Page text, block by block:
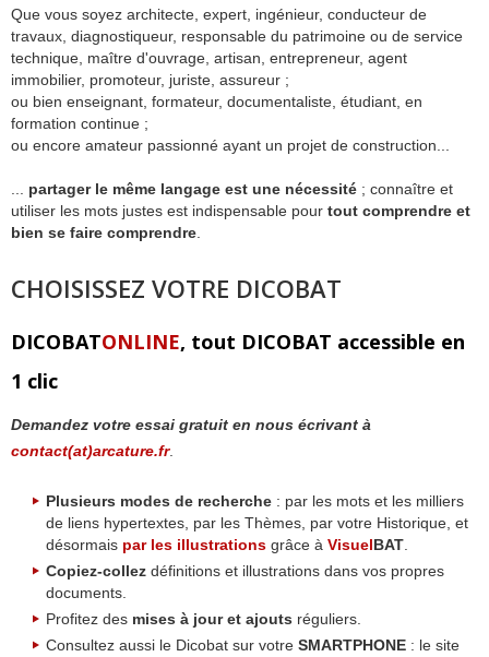
Que vous soyez architecte, expert, ingénieur, conducteur de
travaux, diagnostiqueur, responsable du patrimoine ou de service
technique, maître d'ouvrage, artisan, entrepreneur, agent
immobilier, promoteur, juriste, assureur ;
ou bien enseignant, formateur, documentaliste, étudiant, en
formation continue ;
ou encore amateur passionné ayant un projet de construction...
partager le même langage est une nécessité ; connaître et
utiliser les mots justes est indispensable pour tout comprendre et
bien se faire comprendre
CHOISISSEZ VOTRE DICOBAT
DICOBATONLINE, tout DICOBAT accessible en
1 clic
Demandez votre essai gratuit en nous écrivant à
contact(at)arcature.fr.
Plusieurs modes de recherche : par les mots et les milliers
de liens hypertextes, par les Thèmes, par votre Historique, et
désormais par les illustrations grâce à VisuelBAT
Copiez-collez définitions et illustrations dans vos propres
documents.
Profitez des mises à jour et ajouts réguliers.
Consultez aussi le Dicobat sur votre SMARTPHONE : le site